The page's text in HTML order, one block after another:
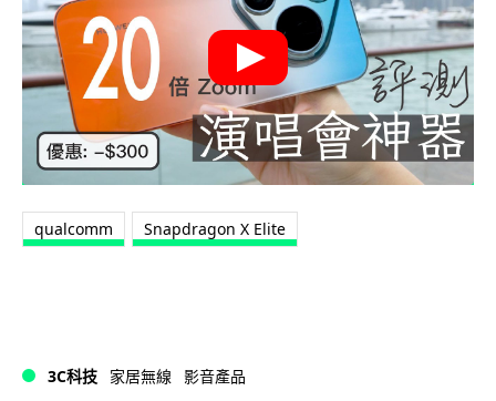
qualcomm Snapdragon X Elite
3C科技 家居無線 影音產品